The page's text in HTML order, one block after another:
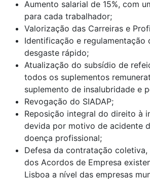
Aumento salarial de 15%, com
para cada trabalhador;
Valorização das Carreiras e
Identificação e regulamentação
desgaste rápido;
Atualização do subsídio de
todos os suplementos
suplemento de insalubridade e
Revogação do SIADAP;
Reposição integral do direito à
devida por motivo de acidente
doença profissional;
Defesa da contratação coletiva,
dos Acordos de Empresa
Lisboa a nível das empresas